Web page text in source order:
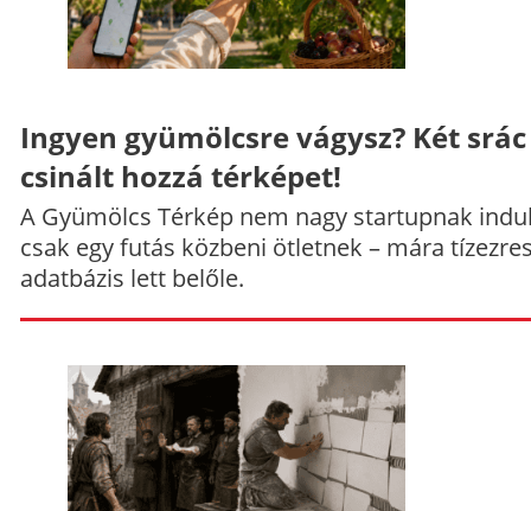
Ingyen gyümölcsre vágysz? Két srác
csinált hozzá térképet!
A Gyümölcs Térkép nem nagy startupnak
csak egy futás közbeni ötletnek – mára
adatbázis lett belőle.